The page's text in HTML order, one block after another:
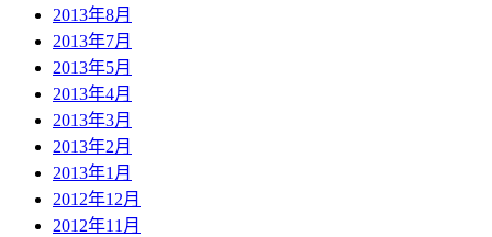
2013年8月
2013年7月
2013年5月
2013年4月
2013年3月
2013年2月
2013年1月
2012年12月
2012年11月